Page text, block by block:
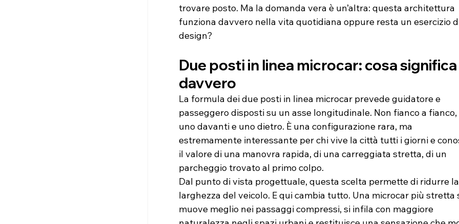
trovare posto. Ma la domanda vera è un’altra: questa architettura
funziona davvero nella vita quotidiana oppure resta un esercizio
design?
Due posti in linea microcar: cosa significa
davvero
La formula dei due posti in linea microcar prevede guidatore e
passeggero disposti su un asse longitudinale. Non fianco a fianco,
uno davanti e uno dietro. È una configurazione rara, ma
estremamente interessante per chi vive la città tutti i giorni e
il valore di una manovra rapida, di una carreggiata stretta, di un
parcheggio trovato al primo colpo.
Dal punto di vista progettuale, questa scelta permette di ridurre la
larghezza del veicolo. E qui cambia tutto. Una microcar più stretta
muove meglio nei passaggi compressi, si infila con maggiore